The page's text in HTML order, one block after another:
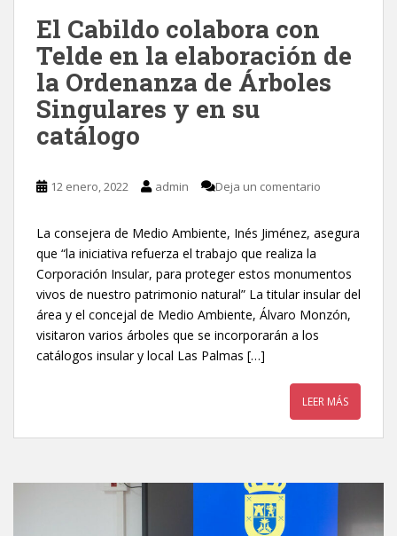
El Cabildo colabora con
Telde en la elaboración de
la Ordenanza de Árboles
Singulares y en su
catálogo
12 enero, 2022 admin Deja un comentario
La consejera de Medio Ambiente, Inés Jiménez, asegura
que “la iniciativa refuerza el trabajo que realiza la
Corporación Insular, para proteger estos monumentos
vivos de nuestro patrimonio natural” La titular insular del
área y el concejal de Medio Ambiente, Álvaro Monzón,
visitaron varios árboles que se incorporarán a los
catálogos insular y local Las Palmas […]
LEER MÁS